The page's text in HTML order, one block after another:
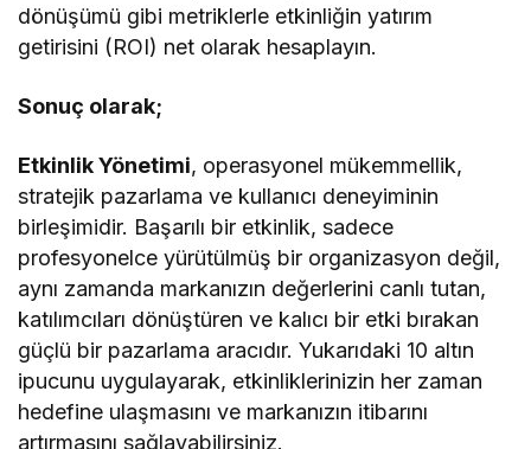
dönüşümü gibi metriklerle etkinliğin yatırım
getirisini (ROI) net olarak hesaplayın.
Sonuç olarak;
Etkinlik Yönetimi, operasyonel mükemmellik,
stratejik pazarlama ve kullanıcı deneyiminin
birleşimidir. Başarılı bir etkinlik, sadece
profesyonelce yürütülmüş bir organizasyon değil,
aynı zamanda markanızın değerlerini canlı tutan,
katılımcıları dönüştüren ve kalıcı bir etki bırakan
güçlü bir pazarlama aracıdır. Yukarıdaki 10 altın
ipucunu uygulayarak, etkinliklerinizin her zaman
hedefine ulaşmasını ve markanızın itibarını
artırmasını sağlayabilirsiniz.